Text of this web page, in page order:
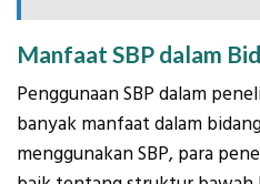
Manfaat SBP dalam
Penggunaan SBP dalam
banyak manfaat dalam
menggunakan SBP, para